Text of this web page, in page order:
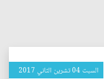
السبت 04 تشرين الثاني 2017